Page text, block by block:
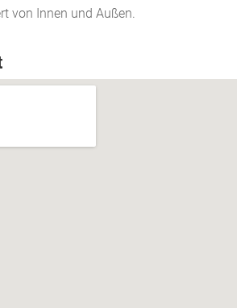
von Innen und Außen.